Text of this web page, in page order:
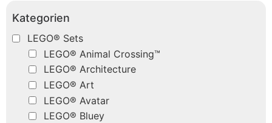
Kategorien
LEGO® Sets
LEGO® Animal Crossing™
LEGO® Architecture
LEGO® Art
LEGO® Avatar
LEGO® Bluey